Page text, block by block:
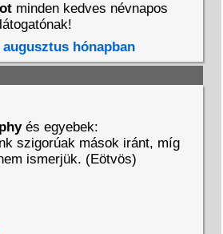
minden kedves névnapos
látogatónak!
augusztus hónapban
és egyebek:
szigorúak mások iránt, míg
ismerjük. (Eötvös)